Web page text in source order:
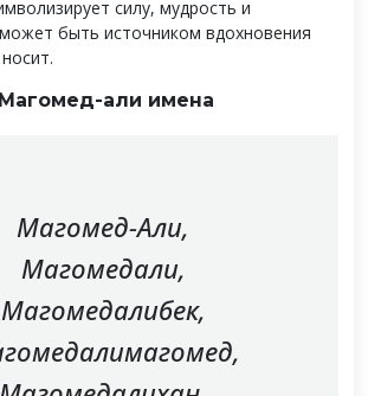
силу, мудрость и
быть источником вдохновения
али имена
Магомед-Али,
Магомедали,
Магомедалибек,